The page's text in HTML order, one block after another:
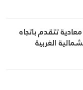
تتقدم باتجاه
الغربية